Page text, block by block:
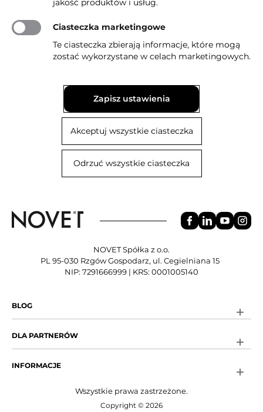
jakość produktów i usług.
Ciasteczka marketingowe
Te ciasteczka zbierają informacje, które mogą
zostać wykorzystane w celach marketingowych.
Zapisz ustawienia
Akceptuj wszystkie ciasteczka
Odrzuć wszystkie ciasteczka
NOVET Spółka z o.o.
PL 95-030 Rzgów Gospodarz, ul. Cegielniana 15
NIP: 7291666999 | KRS: 0001005140
BLOG
DLA PARTNERÓW
INFORMACJE
Wszystkie prawa zastrzeżone.
Copyright © 2026